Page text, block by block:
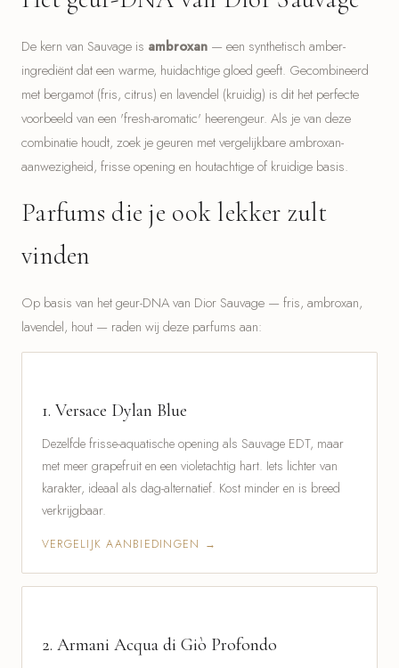
De kern van Sauvage is ambroxan — een synthetisch amber-
ingrediënt dat een warme, huidachtige gloed geeft. Gecombineerd
met bergamot (fris, citrus) en lavendel (kruidig) is dit het perfecte
voorbeeld van een 'fresh-aromatic' heerengeur. Als je van deze
combinatie houdt, zoek je geuren met vergelijkbare ambroxan-
aanwezigheid, frisse opening en houtachtige of kruidige basis.
Parfums die je ook lekker zult
vinden
Op basis van het geur-DNA van Dior Sauvage — fris, ambroxan,
lavendel, hout — raden wij deze parfums aan:
1. Versace Dylan Blue
Dezelfde frisse-aquatische opening als Sauvage EDT, maar
met meer grapefruit en een violetachtig hart. Iets lichter van
karakter, ideaal als dag-alternatief. Kost minder en is breed
verkrijgbaar.
VERGELIJK AANBIEDINGEN →
2. Armani Acqua di Giò Profondo